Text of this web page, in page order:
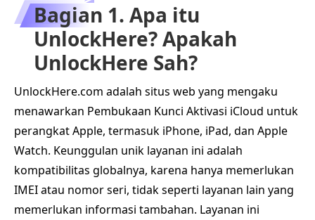
Bagian 1. Apa itu
UnlockHere? Apakah
UnlockHere Sah?
UnlockHere.com adalah situs web yang mengaku
menawarkan Pembukaan Kunci Aktivasi iCloud untuk
perangkat Apple, termasuk iPhone, iPad, dan Apple
Watch. Keunggulan unik layanan ini adalah
kompatibilitas globalnya, karena hanya memerlukan
IMEI atau nomor seri, tidak seperti layanan lain yang
memerlukan informasi tambahan. Layanan ini